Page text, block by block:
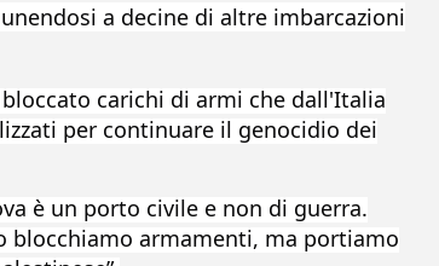
unendosi a decine di altre imbarcazioni
carichi di armi che dall'Italia
per continuare il genocidio dei
è un porto civile e non di guerra.
blocchiamo armamenti, ma portiamo